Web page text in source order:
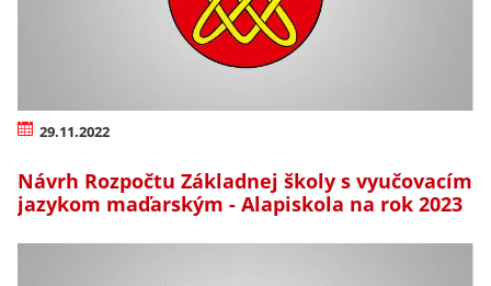
29.11.2022
Návrh Rozpočtu Základnej školy s vyučovacím
jazykom maďarským - Alapiskola na rok 2023